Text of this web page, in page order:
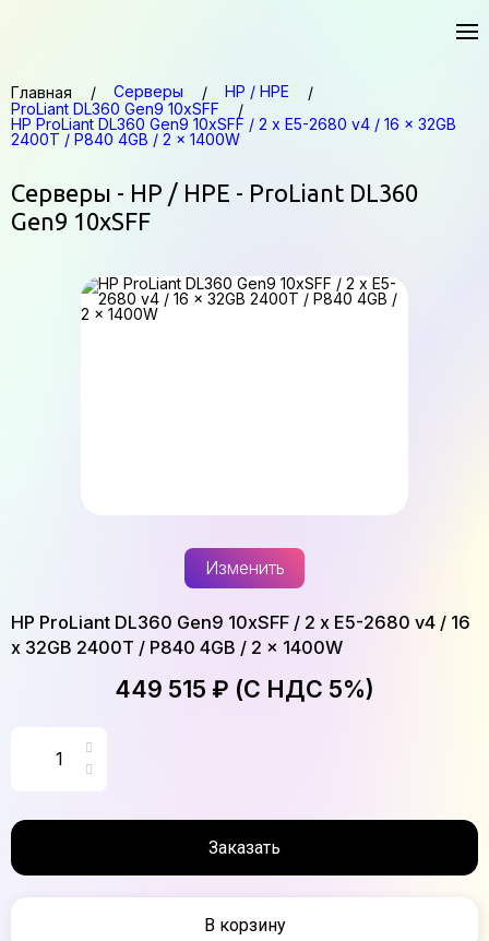
Главная Серверы
HP / HPE
ProLiant DL360 Gen9 10xSFF
HP ProLiant DL360 Gen9 10xSFF / 2 x E5-2680 v4 / 16 x 32GB
2400T / P840 4GB / 2 x 1400W
Серверы - HP / HPE - ProLiant DL360
Gen9 10xSFF
Изменить
HP ProLiant DL360 Gen9 10xSFF / 2 x E5-2680 v4 / 16
x 32GB 2400T / P840 4GB / 2 x 1400W
449 515 ₽ (С НДС 5%)
Заказать
В корзину